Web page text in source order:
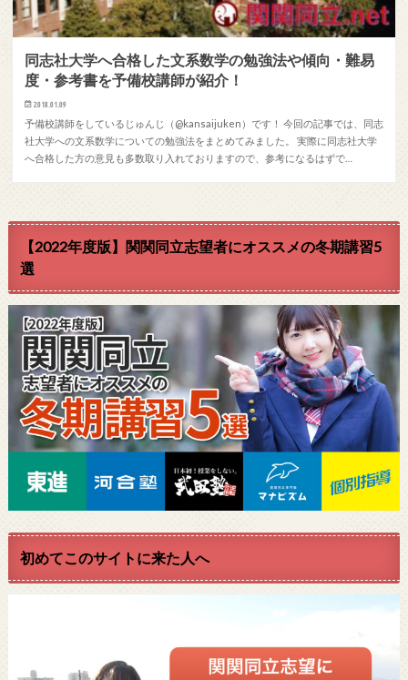
同志社大学へ合格した文系数学の勉強法や傾向・難易
度・参考書を予備校講師が紹介！
2018.01.09
予備校講師をしているじゅんじ（@kansaijuken）です！ 今回の記事では、同志
社大学への文系数学についての勉強法をまとめてみました。 実際に同志社大学
へ合格した方の意見も多数取り入れておりますので、参考になるはずで…
【2022年度版】関関同立志望者にオススメの冬期講習5
選
初めてこのサイトに来た人へ